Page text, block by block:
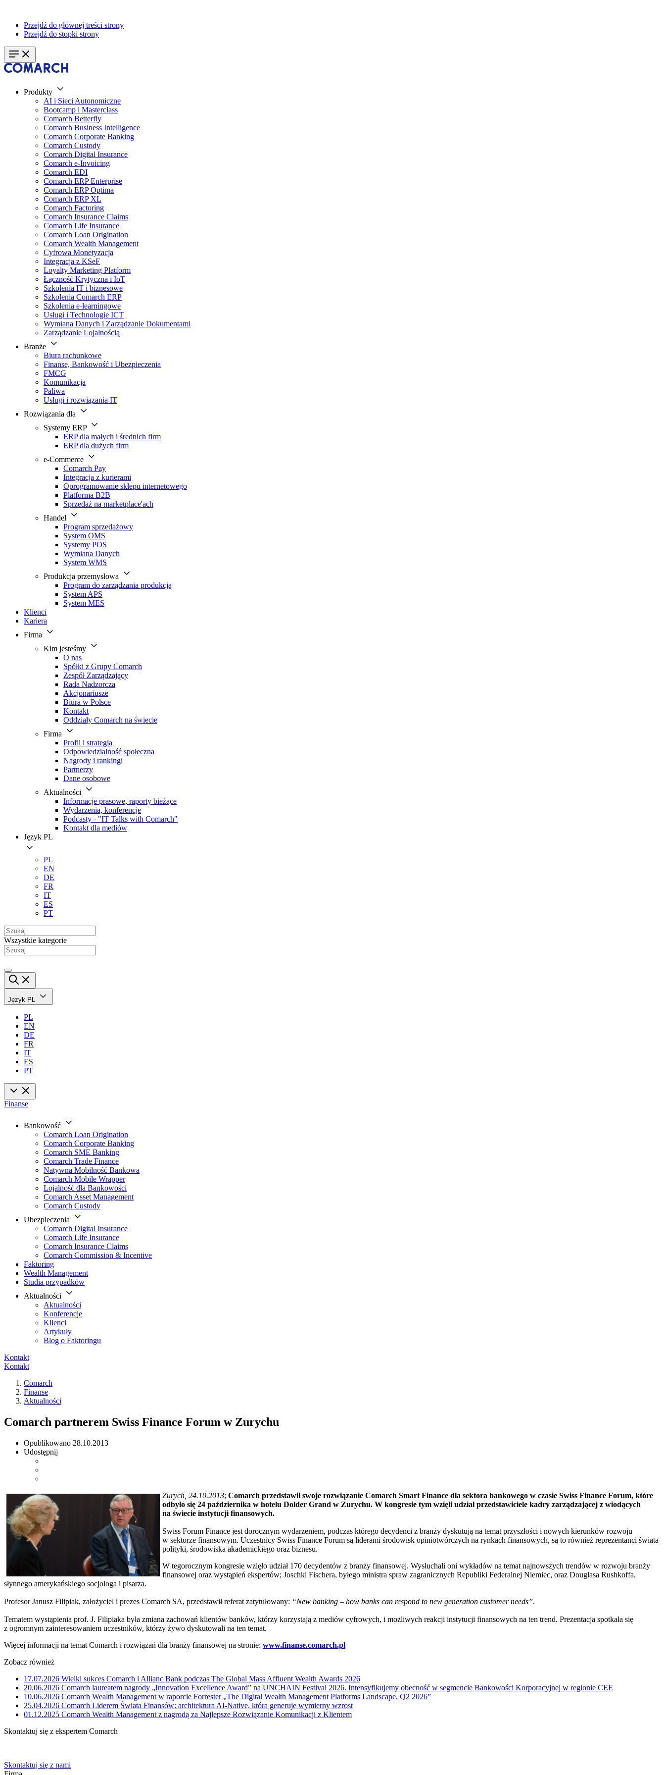
Przejdź do głównej treści strony
Przejdź do stopki strony
Produkty
AI i Sieci Autonomiczne
Bootcamp i Masterclass
Comarch Betterfly
Comarch Business Intelligence
Comarch Corporate Banking
Comarch Custody
Comarch Digital Insurance
Comarch e-Invoicing
Comarch EDI
Comarch ERP Enterprise
Comarch ERP Optima
Comarch ERP XL
Comarch Factoring
Comarch Insurance Claims
Comarch Life Insurance
Comarch Loan Origination
Comarch Wealth Management
Cyfrowa Monetyzacja
Integracja z KSeF
Loyalty Marketing Platform
Łączność Krytyczna i IoT
Szkolenia IT i biznesowe
Szkolenia Comarch ERP
Szkolenia e-learningowe
Usługi i Technologie ICT
Wymiana Danych i Zarządzanie Dokumentami
Zarządzanie Lojalnością
Branże
Biura rachunkowe
Finanse, Bankowość i Ubezpieczenia
FMCG
Komunikacja
Paliwa
Usługi i rozwiązania IT
Rozwiązania dla
Systemy ERP
ERP dla małych i średnich firm
ERP dla dużych firm
e-Commerce
Comarch Pay
Integracja z kurierami
Oprogramowanie sklepu internetowego
Platforma B2B
Sprzedaż na marketplace'ach
Handel
Program sprzedażowy
System OMS
Systemy POS
Wymiana Danych
System WMS
Produkcja przemysłowa
Program do zarządzania produkcją
System APS
System MES
Klienci
Kariera
Firma
Kim jesteśmy
O nas
Spółki z Grupy Comarch
Zespół Zarządzający
Rada Nadzorcza
Akcjonariusze
Biura w Polsce
Kontakt
Oddziały Comarch na świecie
Firma
Profil i strategia
Odpowiedzialność społeczna
Nagrody i rankingi
Partnerzy
Dane osobowe
Aktualności
Informacje prasowe, raporty bieżące
Wydarzenia, konferencje
Podcasty - "IT Talks with Comarch"
Kontakt dla mediów
Język PL
PL
EN
DE
FR
IT
ES
PT
Wszystkie kategorie
Język PL
PL
EN
DE
FR
IT
ES
PT
Finanse
Bankowość
Comarch Loan Origination
Comarch Corporate Banking
Comarch SME Banking
Comarch Trade Finance
Natywna Mobilność Bankowa
Comarch Mobile Wrapper
Lojalność dla Bankowości
Comarch Asset Management
Comarch Custody
Ubezpieczenia
Comarch Digital Insurance
Comarch Life Insurance
Comarch Insurance Claims
Comarch Commission & Incentive
Faktoring
Wealth Management
Studia przypadków
Aktualności
Aktualności
Konferencje
Klienci
Artykuły
Blog o Faktoringu
Kontakt
Kontakt
Comarch
Finanse
Aktualności
Comarch partnerem Swiss Finance Forum w Zurychu
Opublikowano 28.10.2013
Udostępnij
Zurych, 24.10.2013; Comarch przedstawił swoje rozwiązanie Comarch Smart Finance dla sektora bankowego w czasie Swiss Finance Forum, które
odbyło się 24 października w hotelu Dolder Grand w Zurychu. W kongresie tym wzięli udział przedstawiciele kadry zarządzającej z wiodących
na świecie instytucji finansowych.
Swiss Forum Finance jest dorocznym wydarzeniem, podczas którego decydenci z branży dyskutują na temat przyszłości i nowych kierunków rozwoju
w sektorze finansowym. Uczestnicy Swiss Finance Forum są liderami środowisk opiniotwórczych na rynkach finansowych, są to również reprezentanci świata
polityki, środowiska akademickiego oraz biznesu.
W tegorocznym kongresie wzięło udział 170 decydentów z branży finansowej. Wysłuchali oni wykładów na temat najnowszych trendów w rozwoju branży
finansowej oraz wystąpień ekspertów; Joschki Fischera, byłego ministra spraw zagranicznych Republiki Federalnej Niemiec, oraz Douglasa Rushkoffa,
słynnego amerykańskiego socjologa i pisarza.
Profesor Janusz Filipiak, założyciel i prezes Comarch SA, przedstawił referat zatytułowany: “New banking – how banks can respond to new generation customer needs”.
Tematem wystąpienia prof. J. Filipiaka była zmiana zachowań klientów banków, którzy korzystają z mediów cyfrowych, i możliwych reakcji instytucji finansowych na ten trend. Prezentacja spotkała się
z ogromnym zainteresowaniem uczestników, którzy żywo dyskutowali na ten temat.
Więcej informacji na temat Comarch i rozwiązań dla branży finansowej na stronie: www.finanse.comarch.pl
Zobacz również
17.07.2026 Wielki sukces Comarch i Allianc Bank podczas The Global Mass Affluent Wealth Awards 2026
20.06.2026 Comarch laureatem nagrody „Innovation Excellence Award” na UNCHAIN Festival 2026. Intensyfikujemy obecność w segmencie Bankowości Korporacyjnej w regionie CEE
10.06.2026 Comarch Wealth Management w raporcie Forrester „The Digital Wealth Management Platforms Landscape, Q2 2026”
25.04.2026 Comarch Liderem Świata Finansów: architektura AI-Native, która generuje wymierny wzrost
01.12.2025 Comarch Wealth Management z nagrodą za Najlepsze Rozwiązanie Komunikacji z Klientem
Skontaktuj się z ekspertem Comarch
Skontaktuj się z nami